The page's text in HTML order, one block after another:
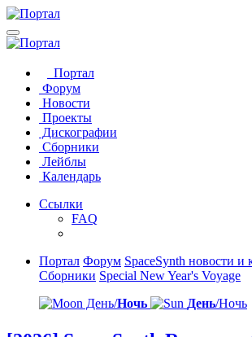
Портал
Форум
Новости
Проекты
Дискографии
Сборники
Лейблы
Календарь
Ссылки
FAQ
Портал Форум SpaceSynth новости и
Сборники Special New Year's Voyage
День/Ночь День/Ночь